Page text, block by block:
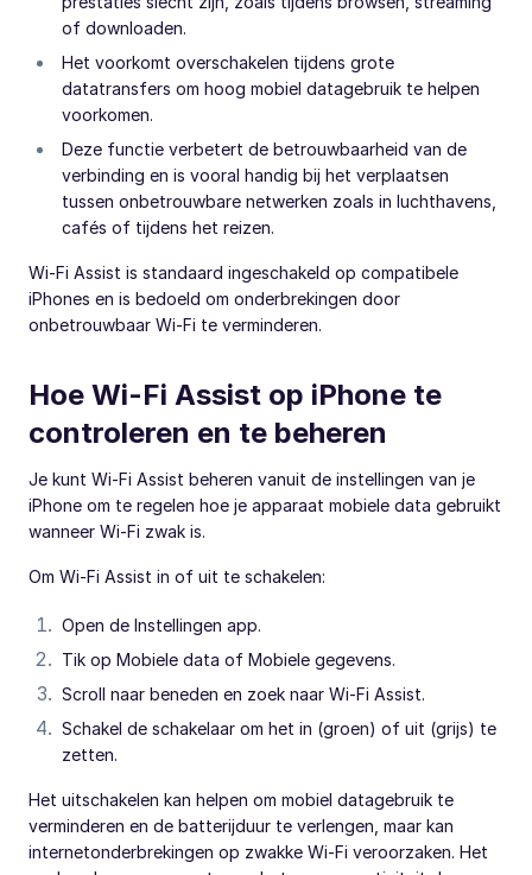
of downloaden.
Het voorkomt overschakelen tijdens grote
datatransfers om hoog mobiel datagebruik te helpen
voorkomen.
Deze functie verbetert de betrouwbaarheid van de
verbinding en is vooral handig bij het verplaatsen
tussen onbetrouwbare netwerken zoals in luchthavens,
cafés of tijdens het reizen.
Wi-Fi Assist is standaard ingeschakeld op compatibele
iPhones en is bedoeld om onderbrekingen door
onbetrouwbaar Wi-Fi te verminderen.
Hoe Wi-Fi Assist op iPhone te
controleren en te beheren
Je kunt Wi-Fi Assist beheren vanuit de instellingen van je
iPhone om te regelen hoe je apparaat mobiele data gebruikt
wanneer Wi-Fi zwak is.
Om Wi-Fi Assist in of uit te schakelen:
Open de Instellingen app.
Tik op Mobiele data of Mobiele gegevens.
Scroll naar beneden en zoek naar Wi-Fi Assist.
Schakel de schakelaar om het in (groen) of uit (grijs) te
zetten.
Het uitschakelen kan helpen om mobiel datagebruik te
verminderen en de batterijduur te verlengen, maar kan
internetonderbrekingen op zwakke Wi-Fi veroorzaken. Het